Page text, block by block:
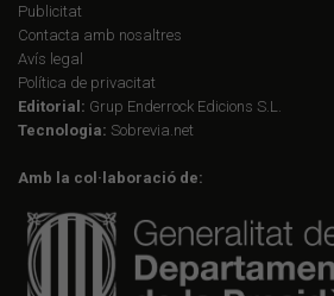
Publicitat
Contacta amb nosaltres
Avís legal
Política de privacitat
Editorial: Grup Enderrock Edicions S.L.
Tecnologia: Sobrevia.net
Amb la col·laboració de: